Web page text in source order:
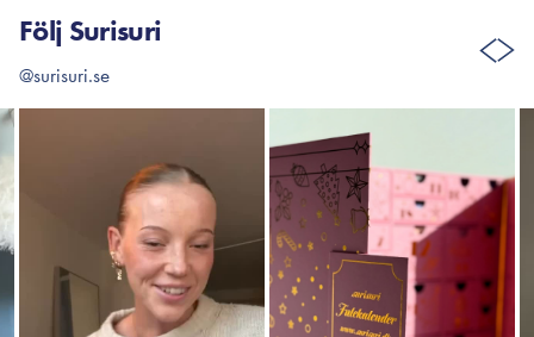
Följ Surisuri
@surisuri.se